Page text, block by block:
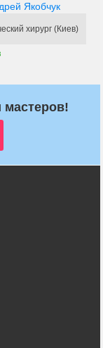
Якобчук
хирург (Киев)
мастеров!